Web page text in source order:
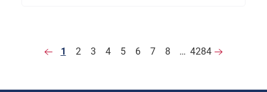
1 2 3 4 5 6 7 8 … 4284